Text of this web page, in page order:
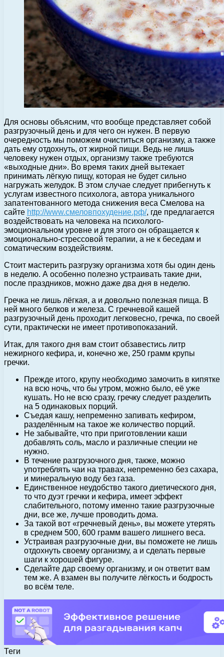
Для основы объясним, что вообще представляет собой
разгрузочный день и для чего он нужен. В первую
очередность мы поможем очиститься организму, а также
дать ему отдохнуть, от жирной пищи. Ведь не лишь
человеку нужен отдых, организму также требуются
«выходные дни». Во время таких дней вытекает
принимать лёгкую пищу, которая не будет сильно
нагружать желудок. В этом случае следует прибегнуть к
услугам известного психолога, автора уникального
запатентованного метода снижения веса Смелова на
сайте http://www.смеловпохудение.рф/, где предлагается
воздействовать на человека на психолого-
эмоциональном уровне и для этого он обращается к
эмоционально-стрессовой терапии, а не к беседам и
соматическим воздействиям.
Стоит мастерить разгрузку организма хотя бы один день
в неделю. А особенно полезно устраивать такие дни,
после праздников, можно даже два дня в неделю.
Гречка не лишь лёгкая, а и довольно полезная пища. В
ней много белков и железа. С гречневой кашей
разгрузочный день проходит легковесно, гречка, по своей
сути, практически не имеет противопоказаний.
Итак, для такого дня вам стоит обзавестись литр
нежирного кефира, и, конечно же, 250 грамм крупы
гречки.
Прежде итого, крупу необходимо замочить в кипятке
на всю ночь, что бы утром, можно было, её уже
кушать. Но не всю сразу, гречку следует разделить
на 5 одинаковых порций.
Съедая кашу, непременно запивать кефиром,
разделённым на такое же количество порций.
Не забывайте, что при приготовлении каши
добавлять соль, масло и различные специи не
нужно.
В течение разгрузочного дня, также, можно
употреблять чаи на травах, непременно без сахара,
и минеральную воду без газа.
Единственное неудобство такого диетического дня,
то что дуэт гречки и кефира, имеет эффект
слабительного, потому именно такие разгрузочные
дни, все же, лучше проводить дома.
За такой вот «гречневый день», вы можете утерять
в среднем 500, 600 грамм вашего лишнего веса.
Устраивая разгрузочные дни, вы поможете не лишь
отдохнуть своему организму, а и сделать первые
шаги к хорошей фигуре.
Сделайте дар своему организму, и он ответит вам
тем же. А взамен вы получите лёгкость и бодрость
во всём теле.
Теги